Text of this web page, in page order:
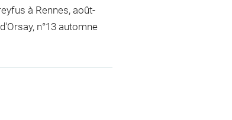
à Rennes, août-
n°13 automne